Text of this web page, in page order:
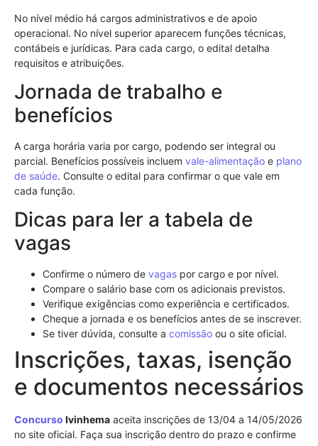
No nível médio há cargos administrativos e de apoio
operacional. No nível superior aparecem funções técnicas,
contábeis e jurídicas. Para cada cargo, o edital detalha
requisitos e atribuições.
Jornada de trabalho e
benefícios
A carga horária varia por cargo, podendo ser integral ou
parcial. Benefícios possíveis incluem vale-alimentação e plano
de saúde. Consulte o edital para confirmar o que vale em
cada função.
Dicas para ler a tabela de
vagas
Confirme o número de vagas por cargo e por nível.
Compare o salário base com os adicionais previstos.
Verifique exigências como experiência e certificados.
Cheque a jornada e os benefícios antes de se inscrever.
Se tiver dúvida, consulte a comissão ou o site oficial.
Inscrições, taxas, isenção
e documentos necessários
Concurso Ivinhema aceita inscrições de 13/04 a 14/05/2026
no site oficial. Faça sua inscrição dentro do prazo e confirme